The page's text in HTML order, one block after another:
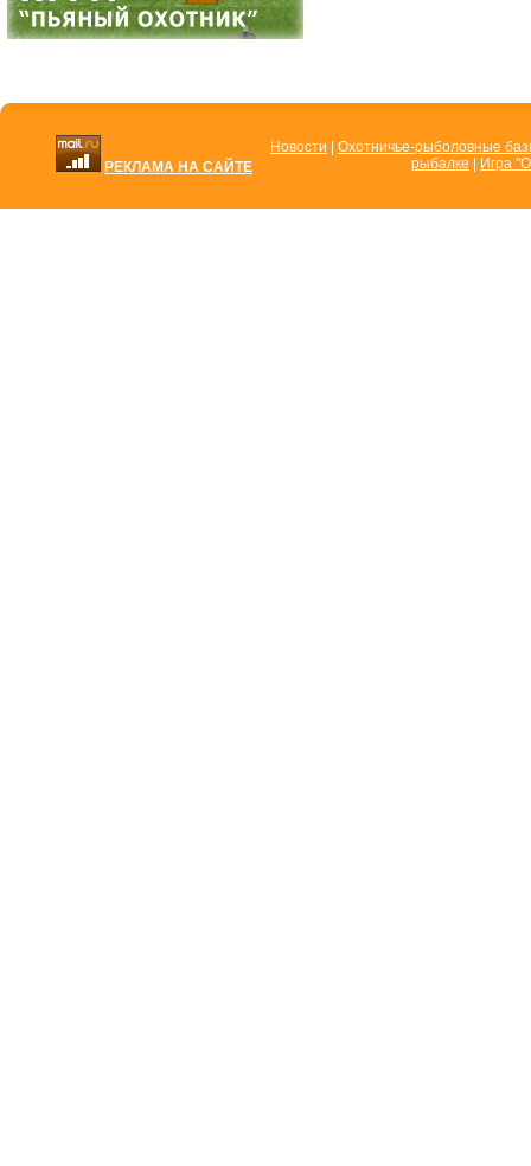
РЕКЛАМА НА САЙТЕ
Новости
Охотничье-рыболовные
рыбалке
Игра